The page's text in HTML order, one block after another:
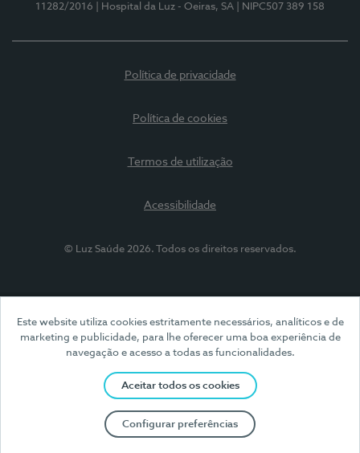
Este website utiliza cookies estritamente necessários, analíticos e de
marketing e publicidade, para lhe oferecer uma boa experiência de
navegação e acesso a todas as funcionalidades.
Aceitar todos os cookies
Configurar preferências
11282/2016
| Hospital da Luz - Oeiras, SA | NIPC507 389 158
Política de privacidade
Política de cookies
Termos de utilização
Acessibilidade
© Luz Saúde 2026. Todos os direitos reservados.